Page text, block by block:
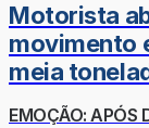
Motorista
movimento
meia
EMOÇÃO: APÓS